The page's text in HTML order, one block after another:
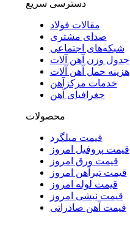
دسترسی سریع
مقالات فولاد
صدای مشتری
شبکه‌های اجتماعی
جدول وزن آهن آلات
هزینه حمل آهن آلات
خدمات مرکزآهن
جغرافیای آهن
محصولات
قیمت میلگرد
قیمت پروفیل امروز
قیمت ورق امروز
قیمت تیرآهن امروز
قیمت لوله امروز
قیمت نبشی امروز
قیمت آهن صادراتی